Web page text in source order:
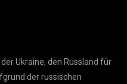
Ukraine, den Russland für
der russischen